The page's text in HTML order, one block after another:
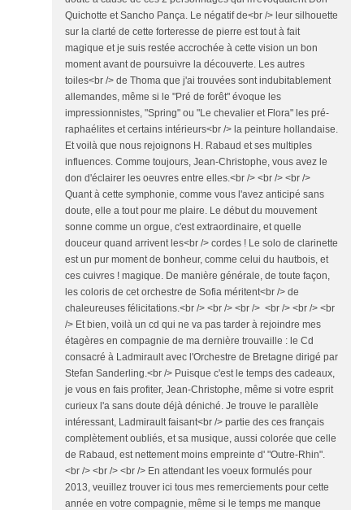
Quichotte et Sancho Pança. Le négatif de<br /> leur silhouette
sur la clarté de cette forteresse de pierre est tout à fait
magique et je suis restée accrochée à cette vision un bon
moment avant de poursuivre la découverte. Les autres
toiles<br /> de Thoma que j'ai trouvées sont indubitablement
allemandes, même si le "Pré de forêt" évoque les
impressionnistes, "Spring" ou "Le chevalier et Flora" les pré-
raphaélites et certains intérieurs<br /> la peinture hollandaise.
Et voilà que nous rejoignons H. Rabaud et ses multiples
influences. Comme toujours, Jean-Christophe, vous avez le
don d'éclairer les oeuvres entre elles.<br /> <br /> <br />
Quant à cette symphonie, comme vous l'avez anticipé sans
doute, elle a tout pour me plaire. Le début du mouvement
sonne comme un orgue, c'est extraordinaire, et quelle
douceur quand arrivent les<br /> cordes ! Le solo de clarinette
est un pur moment de bonheur, comme celui du hautbois, et
ces cuivres ! magique. De manière générale, de toute façon,
les coloris de cet orchestre de Sofia méritent<br /> de
chaleureuses félicitations.<br /> <br /> <br /> <br /> <br /> <br
/> Et bien, voilà un cd qui ne va pas tarder à rejoindre mes
étagères en compagnie de ma dernière trouvaille : le Cd
consacré à Ladmirault avec l'Orchestre de Bretagne dirigé par
Stefan Sanderling.<br /> Puisque c'est le temps des cadeaux,
je vous en fais profiter, Jean-Christophe, même si votre esprit
curieux l'a sans doute déjà déniché. Je trouve le parallèle
intéressant, Ladmirault faisant<br /> partie des ces français
complètement oubliés, et sa musique, aussi colorée que celle
de Rabaud, est nettement moins empreinte d' "Outre-Rhin".
<br /> <br /> <br /> En attendant les voeux formulés pour
2013, veuillez trouver ici tous mes remerciements pour cette
année en votre compagnie, même si le temps me manque